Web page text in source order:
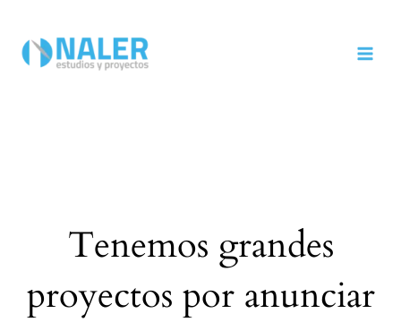
contenido
Tenemos grandes
proyectos por anunciar